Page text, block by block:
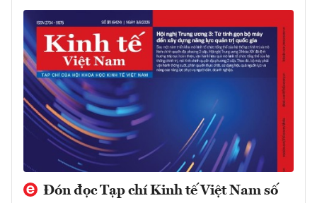
Đón đọc Tạp chí Kinh tế Việt Nam số